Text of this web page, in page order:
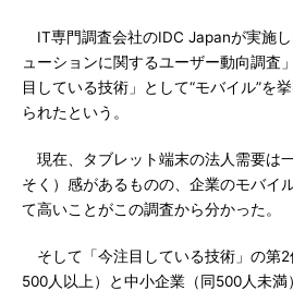
IT専門調査会社のIDC Japanが実施
ューションに関するユーザー動向調査
目している技術」として“モバイル”を
られたという。
現在、タブレット端末の法人需要は
そく）感があるものの、企業のモバイ
て高いことがこの調査から分かった。
そして「今注目している技術」の第
500人以上）と中小企業（同500人未